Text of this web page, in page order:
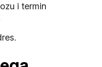
i termin